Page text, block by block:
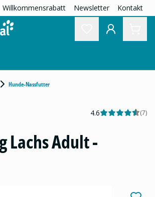
Willkommensrabatt Newsletter Kontakt
Hunde-Nassfutter
4.6 (7)
Lachs Adult -